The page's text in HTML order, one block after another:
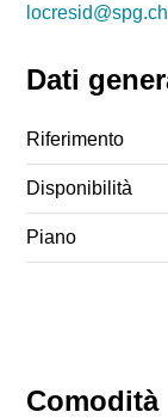
Comodità
locresid@spg.ch
Dati
Riferimento
Disponibilità
Piano